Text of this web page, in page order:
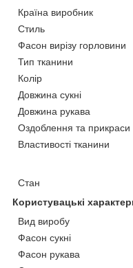
Країна виробник
Стиль
Фасон вирізу горловини
Тип тканини
Колір
Довжина сукні
Довжина рукава
Оздоблення та прикраси
Властивості тканини
Стан
Користувацькі
Вид виробу
Фасон сукні
Фасон рукава